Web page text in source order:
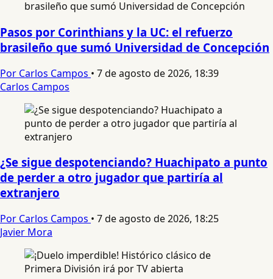
Pasos por Corinthians y la UC: el refuerzo
brasileño que sumó Universidad de Concepción
Por Carlos Campos • 7 de agosto de 2026, 18:39
Carlos Campos
¿Se sigue despotenciando? Huachipato a punto
de perder a otro jugador que partiría al
extranjero
Por Carlos Campos • 7 de agosto de 2026, 18:25
Javier Mora